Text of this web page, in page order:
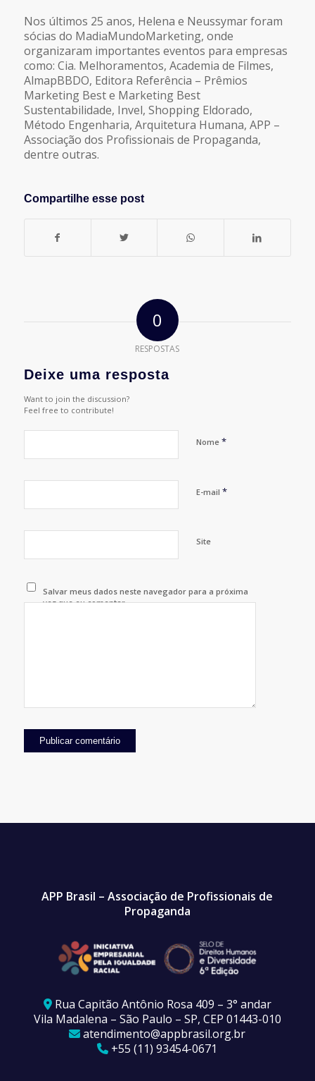
Nos últimos 25 anos, Helena e Neussymar foram
sócias do MadiaMundoMarketing, onde
organizaram importantes eventos para empresas
como: Cia. Melhoramentos, Academia de Filmes,
AlmapBBDO, Editora Referência – Prêmios
Marketing Best e Marketing Best
Sustentabilidade, Invel, Shopping Eldorado,
Método Engenharia, Arquitetura Humana, APP –
Associação dos Profissionais de Propaganda,
dentre outras.
Compartilhe esse post
0
RESPOSTAS
Deixe uma resposta
Want to join the discussion?
Feel free to contribute!
Nome *
E-mail *
Site
Salvar meus dados neste navegador para a próxima
vez que eu comentar.
APP Brasil – Associação de Profissionais de
Propaganda
Rua Capitão Antônio Rosa 409 – 3° andar
Vila Madalena – São Paulo – SP, CEP 01443-010
atendimento@appbrasil.org.br
+55 (11) 93454-0671